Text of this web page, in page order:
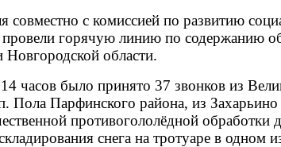
совместно с комиссией по развитию
провели горячую линию по содержанию
области.
часов было принято 37 звонков из
Пола Парфинского района, из
противогололёдной обработки
снега на тротуаре в одном